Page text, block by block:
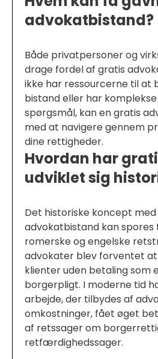
advokatbistand?
Både privatpersoner og
drage fordel af gratis
ikke har ressourcerne til at
bistand eller har komplekse
spørgsmål, kan en gratis
med at navigere gennem
dine rettigheder.
Hvordan har
udviklet sig
Det historiske koncept
advokatbistand kan spores
romerske og engelske
advokater blev forventet
klienter uden betaling som
borgerpligt. I moderne tid
arbejde, der tilbydes af
omkostninger, fået øget
af retssager om
retfærdighedssager.